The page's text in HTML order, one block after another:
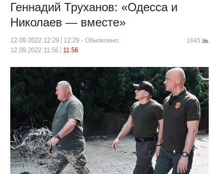
Геннадий Труханов: «Одесса и
Николаев — вместе»
12.09.2022 12:29 12:29
Обновлено:
12.09.2022 11:56
11:56
1645